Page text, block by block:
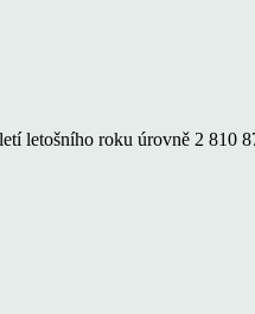
letošního roku úrovně 2 810